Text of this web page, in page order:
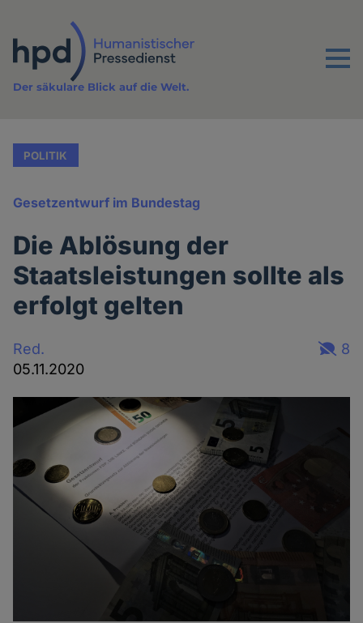
Inhalt
Menu
Der säkulare Blick auf die Welt.
POLITIK
Gesetzentwurf im Bundestag
Die Ablösung der
Staatsleistungen sollte als
erfolgt gelten
Red.
05.11.2020
8